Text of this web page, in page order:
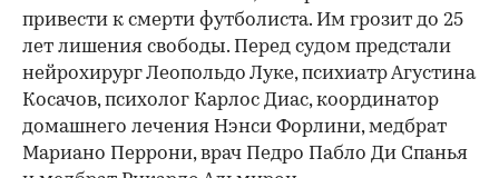
привести к смерти футболиста. Им грозит до 25
лет лишения свободы. Перед судом предстали
нейрохирург Леопольдо Луке, психиатр Агустина
Косачов, психолог Карлос Диас, координатор
домашнего лечения Нэнси Форлини, медбрат
Мариано Перрони, врач Педро Пабло Ди Спанья